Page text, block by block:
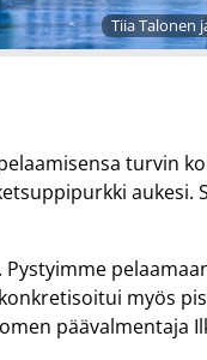
Tiia Talonen
turvin
myös
päävalmentaja